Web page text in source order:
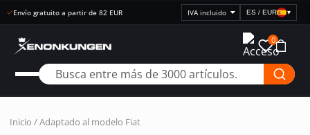
Envío gratuito a partir de 82 EUR
Seleccionar
visualización
precios
ES / EUR ▾
0
Inicio /Adaptado al modelo Fiat